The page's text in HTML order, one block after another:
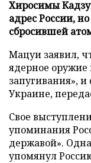
Хиросимы
адрес России,
сбросившей
Мацуи заявил,
ядерное оружие
запугивания», и
Украине,
Свое
упоминания
державой».
упомянул